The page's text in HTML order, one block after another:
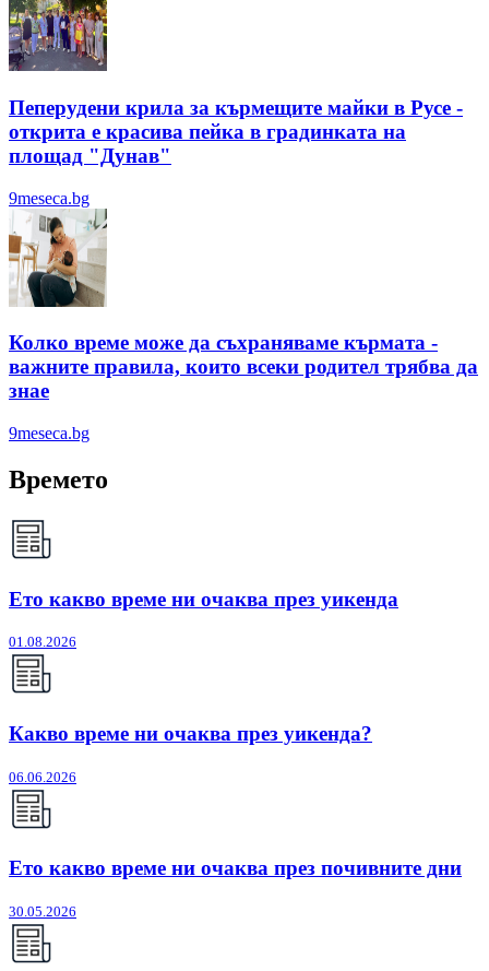
Пеперудени крила за кърмещите майки в Русе -
открита е красива пейка в градинката на
площад "Дунав"
9meseca.bg
Колко време може да съхраняваме кърмата -
важните правила, които всеки родител трябва да
знае
9meseca.bg
Времето
Ето какво време ни очаква през уикенда
01.08.2026
Какво време ни очаква през уикенда?
06.06.2026
Ето какво време ни очаква през почивните дни
30.05.2026